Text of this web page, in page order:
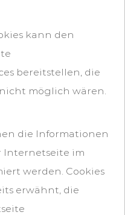
kann den
bereitstellen, die
möglich wären.
die Informationen
Internetseite im
werden. Cookies
erwähnt, die